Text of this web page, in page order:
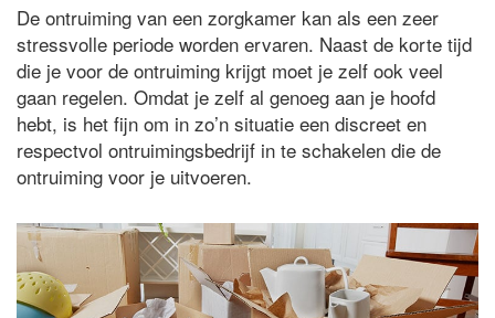
De ontruiming van een zorgkamer kan als een zeer
stressvolle periode worden ervaren. Naast de korte tijd
die je voor de ontruiming krijgt moet je zelf ook veel
gaan regelen. Omdat je zelf al genoeg aan je hoofd
hebt, is het fijn om in zo’n situatie een discreet en
respectvol ontruimingsbedrijf in te schakelen die de
ontruiming voor je uitvoeren.